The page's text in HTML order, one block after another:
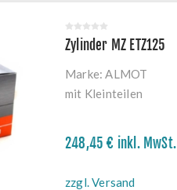
Zylinder MZ ETZ125
Marke: ALMOT
mit Kleinteilen
248,45 € inkl. MwSt.
zzgl. Versand